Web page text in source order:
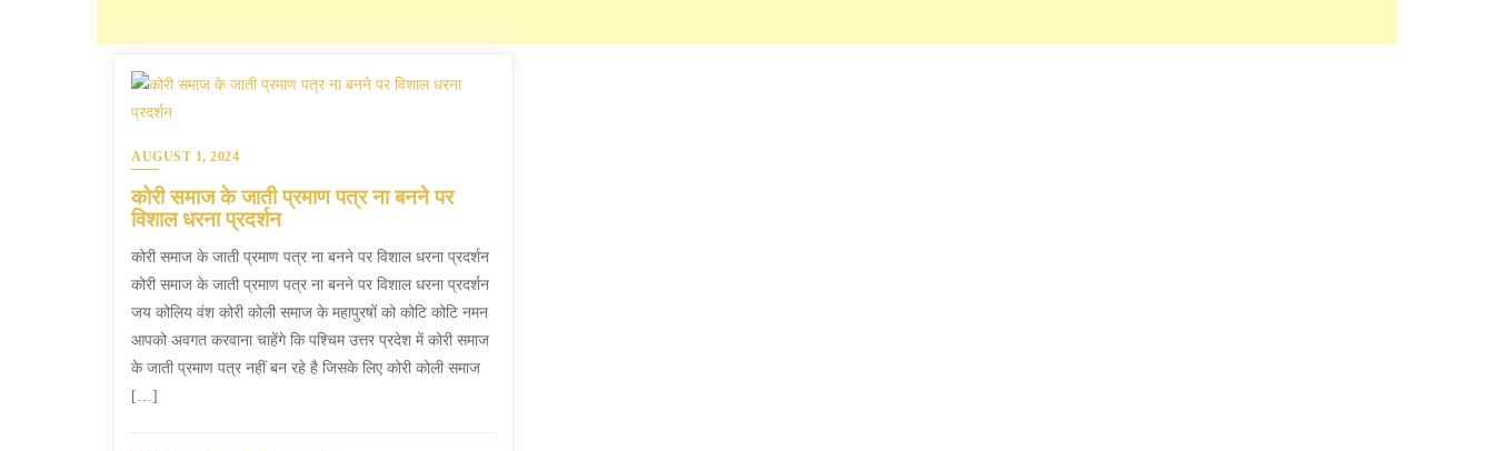
AUGUST 1, 2024
कोरी समाज के जाती प्रमाण पत्र ना बनने पर
विशाल धरना प्रदर्शन
कोरी समाज के जाती प्रमाण पत्र ना बनने पर विशाल धरना प्रदर्शन
कोरी समाज के जाती प्रमाण पत्र ना बनने पर विशाल धरना प्रदर्शन
जय कोलिय वंश कोरी कोली समाज के महापुरषों को कोटि कोटि नमन
आपको अवगत करवाना चाहेंगे कि पश्चिम उत्तर प्रदेश में कोरी समाज
के जाती प्रमाण पत्र नहीं बन रहे है जिसके लिए कोरी कोली समाज
[…]